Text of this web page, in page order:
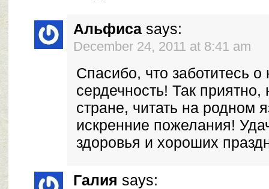
Альфиса says:
December 24, 2011 at 8:41 am
Спасибо, что заботитесь
сердечность! Так
стране, читать на родном
искренние пожелания!
здоровья и хороших
Галия says: